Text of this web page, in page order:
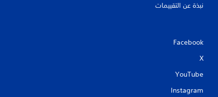
نبذة عن التقييمات
Facebook
X
YouTube
Instagram